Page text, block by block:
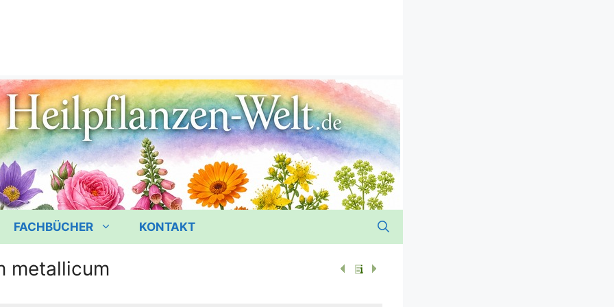
FACHBÜCHER KONTAKT
metallicum